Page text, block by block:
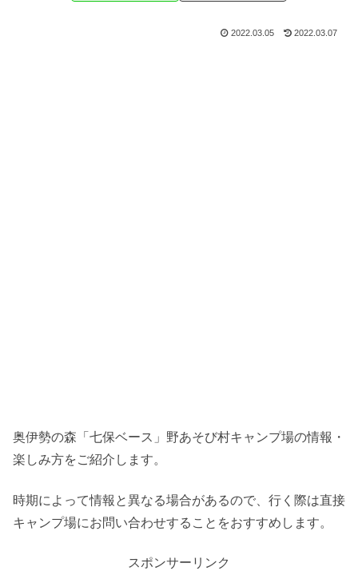
2022.03.05 2022.03.07
奥伊勢の森「七保ベース」野あそび村キャンプ場の情報・
楽しみ方をご紹介します。
時期によって情報と異なる場合があるので、行く際は直接
キャンプ場にお問い合わせすることをおすすめします。
スポンサーリンク